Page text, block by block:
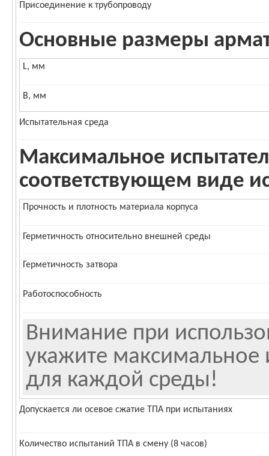
Присоединение к трубопроводу
Основные размеры
L, мм
B, мм
Испытательная среда
Максимальное
соответствующем виде
Прочность и плотность материала корпуса
Герметичность относительно внешней среды
Герметичность затвора
Работоспособность
Внимание при
укажите максимальное
для каждой среды!
Допускается ли осевое сжатие ТПА при испытаниях
Количество испытаний ТПА в смену (8 часов)